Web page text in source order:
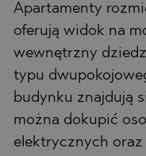
Apartamenty
oferują widok na
wewnętrzny
typu
budynku znajdują
można dokupić
elektrycznych